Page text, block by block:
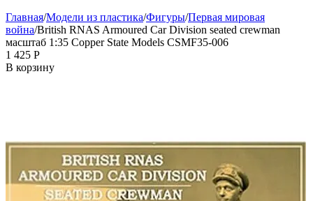
Главная/Модели из пластика/Фигуры/Первая мировая
война/British RNAS Armoured Car Division seated crewman
масштаб 1:35 Copper State Models CSMF35-006
1 425 Р
В корзину